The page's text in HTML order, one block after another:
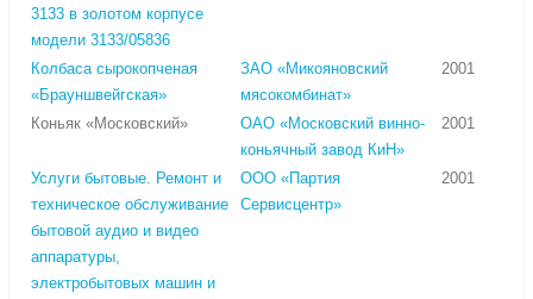
3133 в золотом корпусе
модели 3133/05836
Колбаса сырокопченая
«Брауншвейгская»
ЗАО «Микояновский
мясокомбинат»
2001
Коньяк «Московский»
ОАО «Московский винно-
коньячный завод КиН»
2001
Услуги бытовые. Ремонт и
техническое обслуживание
бытовой аудио и видео
аппаратуры,
электробытовых машин и
ООО «Партия
Сервисцентр»
2001